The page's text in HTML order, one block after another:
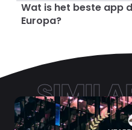
Wat is het beste app
Europa?